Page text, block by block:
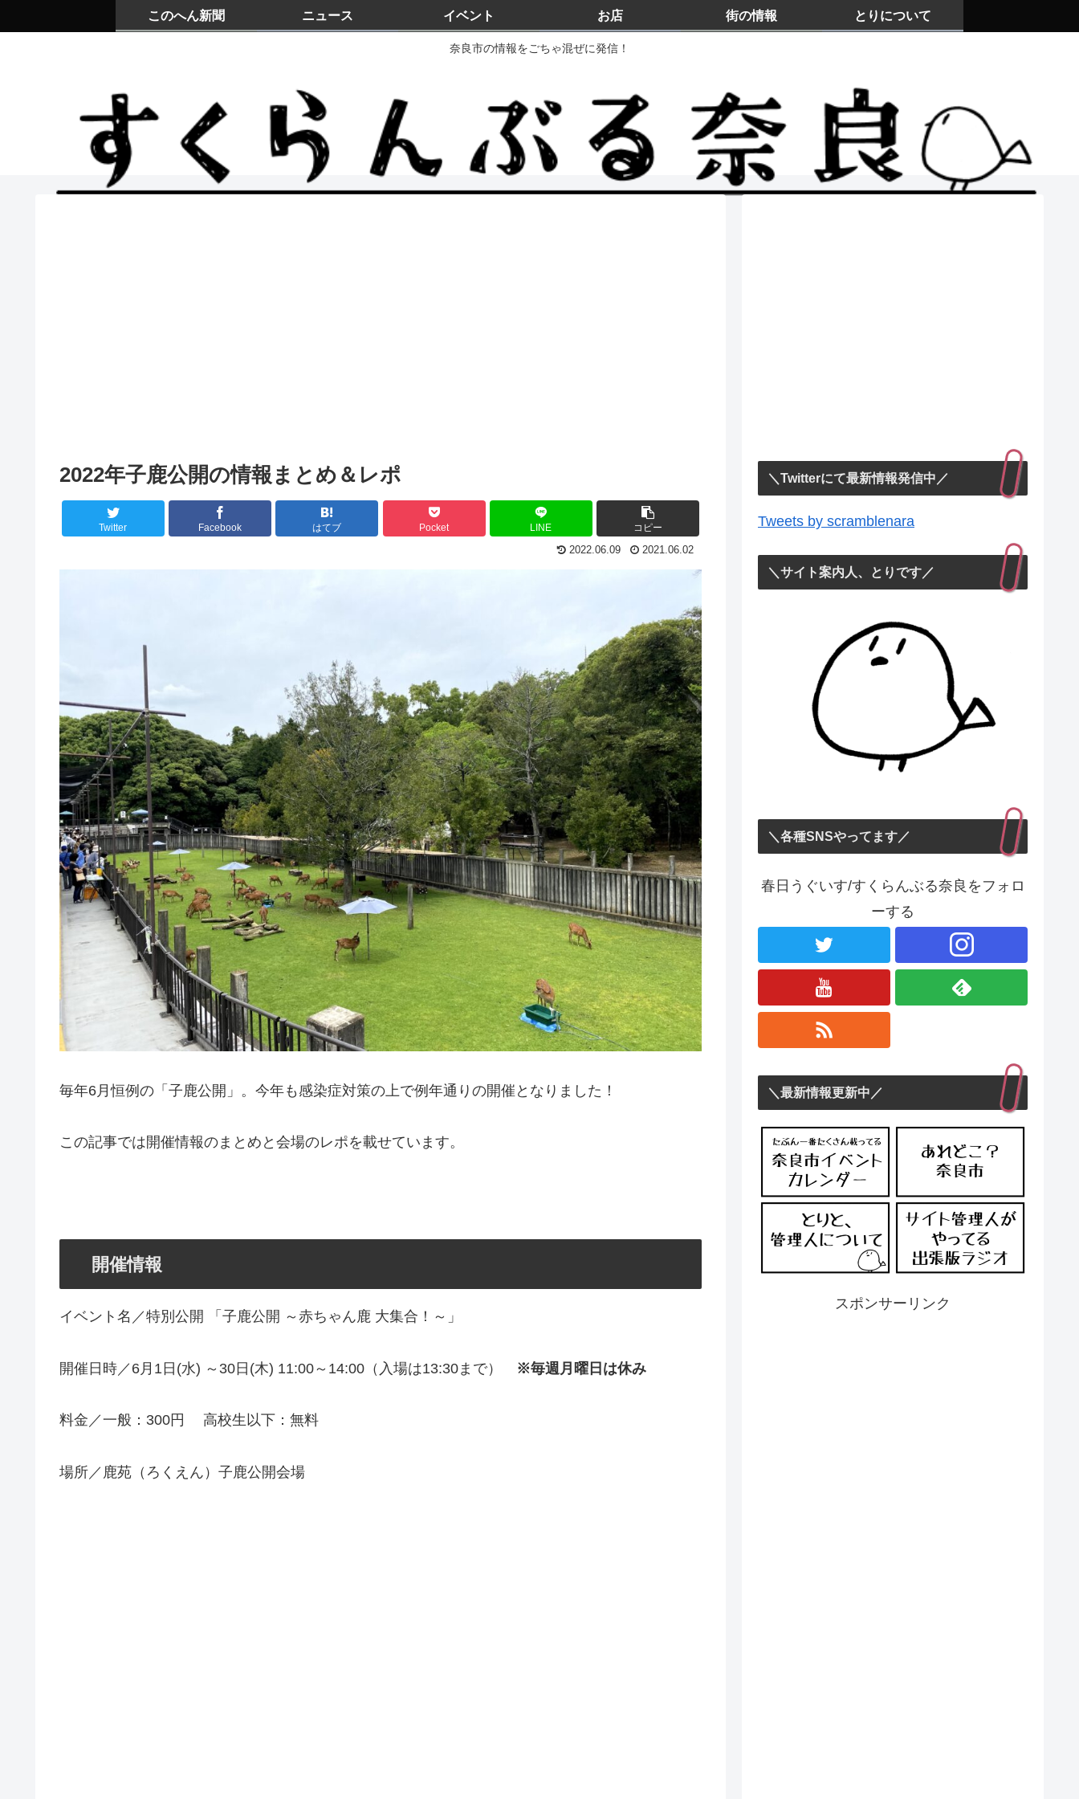
奈良市の情報をごちゃ混ぜに発信！
このへん新聞 ニュース イベント お店 街の情報 とりについて
2022年子鹿公開の情報まとめ＆レポ
Twitter Facebook はてブ Pocket LINE コピー
2022.06.09 2021.06.02
毎年6月恒例の「子鹿公開」。今年も感染症対策の上で例年通りの開催となりました！
この記事では開催情報のまとめと会場のレポを載せています。
開催情報
イベント名／特別公開 「子鹿公開 ～赤ちゃん鹿 大集合！～」
開催日時／6月1日(水) ～30日(木) 11:00～14:00（入場は13:30まで） ※毎週月曜日は休み
料金／一般：300円 高校生以下：無料
場所／鹿苑（ろくえん）子鹿公開会場
＼Twitterにて最新情報発信中／
Tweets by scramblenara
＼サイト案内人、とりです／
＼各種SNSやってます／
春日うぐいす/すくらんぶる奈良をフォロ
ーする
＼最新情報更新中／
スポンサーリンク